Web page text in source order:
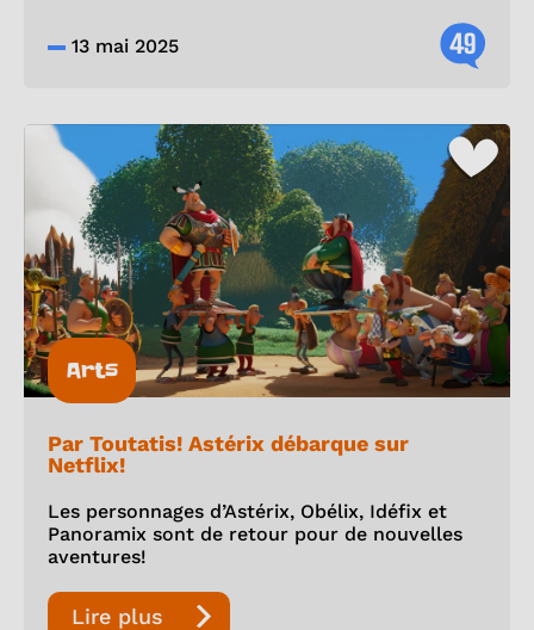
13 mai 2025 49
Arts
Par Toutatis! Astérix débarque sur
Netflix!
Les personnages d’Astérix, Obélix, Idéfix et
Panoramix sont de retour pour de nouvelles
aventures!
Lire plus